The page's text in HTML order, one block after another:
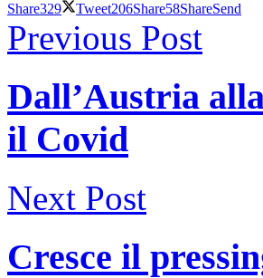
Share329 Tweet206Share58ShareSend
Previous Post
Dall’Austria
il Covid
Next Post
Cresce il